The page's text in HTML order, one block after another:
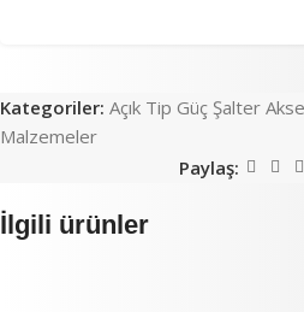
Kategoriler: Açık Tip Güç Şalter
Malzemeler
Paylaş:
İlgili ürünler